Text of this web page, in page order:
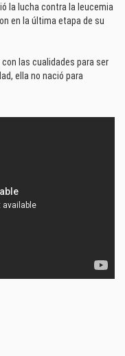
la lucha contra la leucemia
en la última etapa de su
las cualidades para ser
ella no nació para